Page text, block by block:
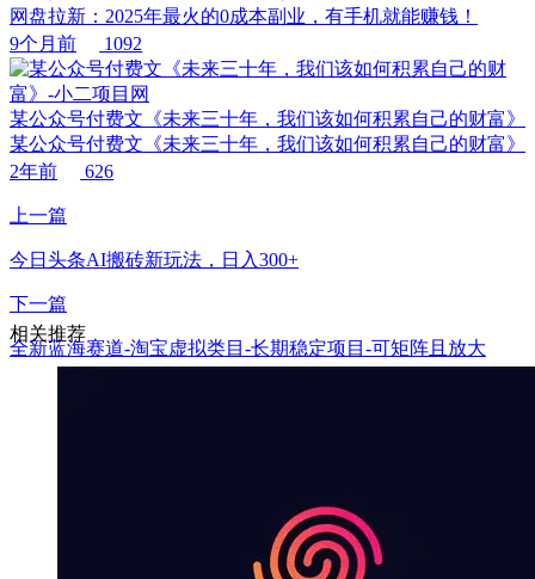
网盘拉新：2025年最火的0成本副业，有手机就能赚钱！
9个月前
1092
某公众号付费文《未来三十年，我们该如何积累自己的财富》
某公众号付费文《未来三十年，我们该如何积累自己的财富》
2年前
626
上一篇
今日头条AI搬砖新玩法，日入300+
下一篇
全新蓝海赛道-淘宝虚拟类目-长期稳定项目-可矩阵且放大
相关推荐